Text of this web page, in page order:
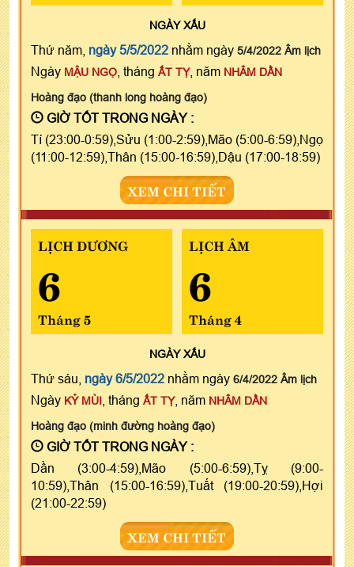
NGÀYXẤU
Thứ năm, ngày 5/5/2022 nhằm ngày 5/4/2022 Âm lịch
Ngày MẬU NGỌ , tháng ẤT TỴ, năm NHÂM DẦN
Hoàng đạo (thanh long hoàng đạo)
GIỜ TỐT TRONG NGÀY :
Tí (23:00-0:59),Sửu (1:00-2:59),Mão (5:00-6:59),Ngọ
(11:00-12:59),Thân (15:00-16:59),Dậu (17:00-18:59)
XEM CHI TIẾT
LỊCH DƯƠNG
6
Tháng 5
LỊCH ÂM
6
Tháng 4
NGÀYXẤU
Thứ sáu, ngày 6/5/2022 nhằm ngày 6/4/2022 Âm lịch
Ngày KỶ MÙI , tháng ẤT TỴ, năm NHÂM DẦN
Hoàng đạo (minh đường hoàng đạo)
GIỜ TỐT TRONG NGÀY :
Dần (3:00-4:59),Mão (5:00-6:59),Tỵ (9:00-
10:59),Thân (15:00-16:59),Tuất (19:00-20:59),Hợi
(21:00-22:59)
XEM CHI TIẾT